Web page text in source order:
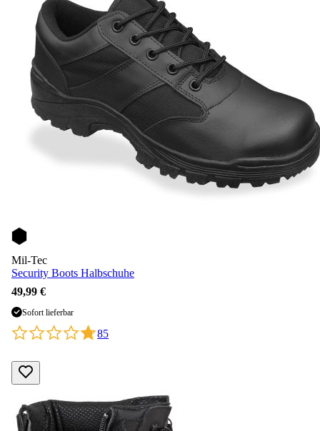
Mil-Tec
Security Boots Halbschuhe
49,99 €
Sofort lieferbar
85